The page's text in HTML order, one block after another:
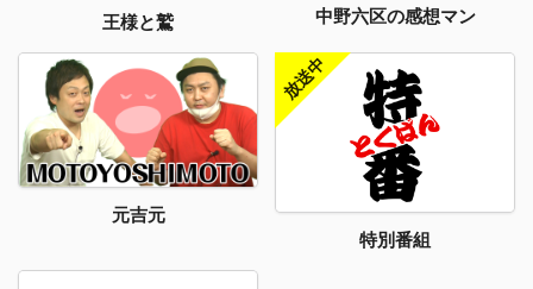
王様と鷲 中野六区の感想マン
元吉元
特別番組